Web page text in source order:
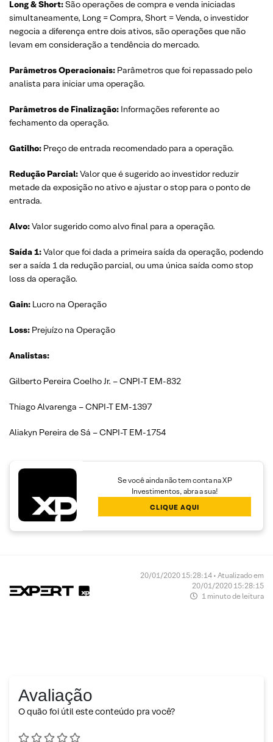
Long & Short:São operações de compra e venda iniciadas
simultaneamente, Long = Compra, Short = Venda, o investidor
negocia a diferença entre dois ativos, são operações que não
levam em consideração a tendência do mercado.
Parâmetros Operacionais: Parâmetros que foi repassado pelo
analista para iniciar uma operação.
Parâmetros de Finalização: Informações referente ao
fechamento da operação.
Gatilho: Preço de entrada recomendado para a operação.
Redução Parcial:Valor que é sugerido ao investidor reduzir
metade da exposição no ativo e ajustar o stop para o ponto de
entrada.
Alvo:Valor sugerido como alvo final para a operação.
Saída 1:Valor que foi dada a primeira saída da operação, podendo
ser a saída 1 da redução parcial, ou uma única saída como stop
loss da operação.
Gain: Lucro na Operação
Loss: Prejuízo na Operação
Analistas:
Gilberto Pereira Coelho Jr. – CNPI-T EM-832
Thiago Alvarenga – CNPI-T EM-1397
Aliakyn Pereira de Sá – CNPI-T EM-1754
Se você ainda não tem conta na XP
Investimentos, abra a sua!
CLIQUE AQUI
20/01/2020 15:28:14 • Atualizado em
20/01/2020 15:28:15
1 minuto de leitura
Avaliação
O quão foi útil este conteúdo pra você?